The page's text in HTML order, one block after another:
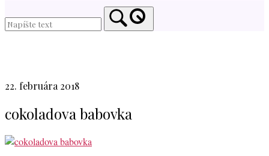
22. februára 2018
cokoladova babovka